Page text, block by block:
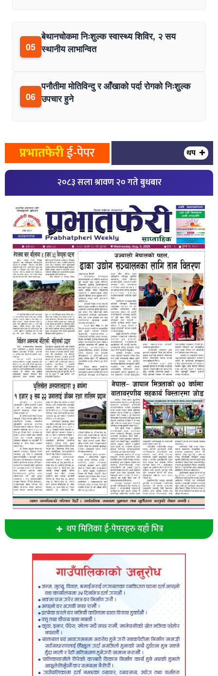
05
बेथानचोकमा निःशुल्क स्वास्थ्य शिविर, २ सय
स्थानीय लाभान्वित
06
पनौतीमा मोतिविन्दु र आँखाको पर्दा रोगको निःशुल्क
उपचार हुने
प्रभातफेरीई-पेपर थप
२०८३ सला श्रावण २० गते बुधबार
थप मितिका ई-पेपरहरु यहाँ भित्र